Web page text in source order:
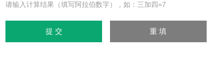
请输入计算结果（填写阿拉伯数字），如：三加四=7